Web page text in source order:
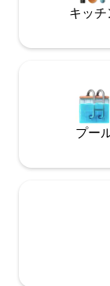
キッチ
プー